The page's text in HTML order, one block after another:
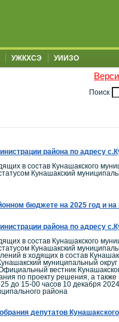
УЖКХСЭ УИИЗО
Поиск
района по адресу
в состав Кунашакского
Кунашакский
бюджете на 2025 год и на
района по адресу
в состав Кунашакского
Кунашакский
в ходящих в состав
муниципальный округ
вестник
по проекту решения, а также
до 15-00 часов 10 декабря
района
депутатов